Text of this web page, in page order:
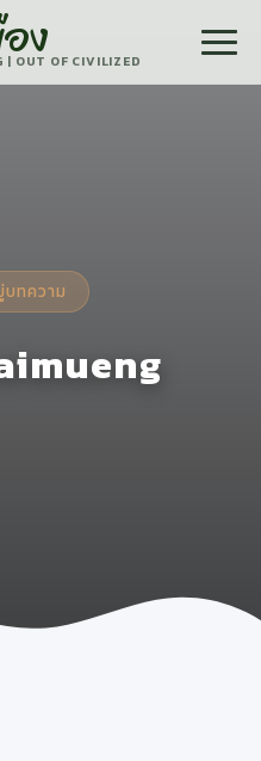
ง
| OUT OF CIVILIZED
ทความ